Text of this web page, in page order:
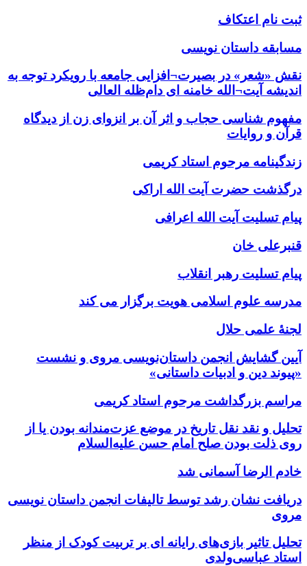
ثبت نام اعتکاف
مسابقه داستان نویسی
نقش «شعر» در بصیرت¬افزایی جامعه با رویکرد توجه به
اندیشه آیت¬الله خامنه ای دام‌ظله العالی
مفهوم شناسی حجاب و اثر آن بر انزوای زن از دیدگاه
قرآن و روایات
زندگینامه مرحوم استاد کریمی
درگذشت حضرت آیت الله اراکی
پیام تسلیت آیت الله اعرافی
قنبرعلی خان
پیام تسلیت رهبر انقلاب
مدرسه علوم اسلامی هویت برگزار می کند
لجنۀ علمی حلال
آیین گشایش انجمن داستان‌نویسی مروی و نشست
«پیوند دین و ادبیات داستانی»
مراسم بزرگداشت مرحوم استاد کریمی
تحلیل و نقد نقل تاریخ در موضع عزت‌مندانه بودن یا از
روی ذلت بودن صلح امام حسن علیه‌السلام
خادم الرضا آسمانی شد
دریافت نشان رشد توسط تالیفات انجمن داستان نویسی
مروی
تحلیل تاثیر بازی‌های رایانه ای بر تربیت کودک از منظر
استاد عباسی‌ولدی